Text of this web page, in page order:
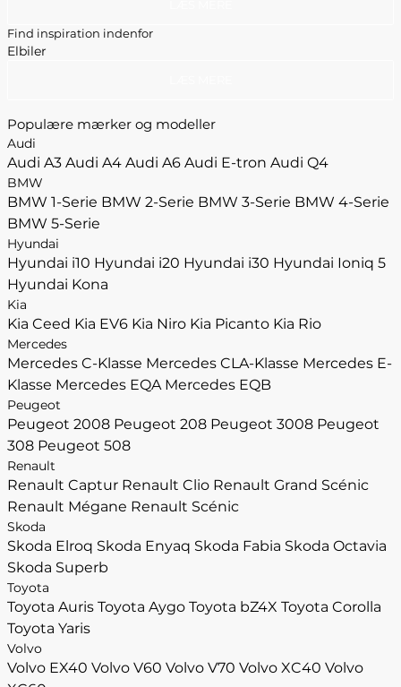
Find inspiration indenfor
Elbiler
Populære mærker og modeller
Audi
Audi A3 Audi A4 Audi A6 Audi E-tron Audi Q4
BMW
BMW 1-Serie BMW 2-Serie BMW 3-Serie BMW 4-Serie
BMW 5-Serie
Hyundai
Hyundai i10 Hyundai i20 Hyundai i30 Hyundai Ioniq 5
Hyundai Kona
Kia
Kia Ceed Kia EV6 Kia Niro Kia Picanto Kia Rio
Mercedes
Mercedes C-Klasse Mercedes CLA-Klasse Mercedes E-
Klasse Mercedes EQA Mercedes EQB
Peugeot
Peugeot 2008 Peugeot 208 Peugeot 3008 Peugeot
308 Peugeot 508
Renault
Renault Captur Renault Clio Renault Grand Scénic
Renault Mégane Renault Scénic
Skoda
Skoda Elroq Skoda Enyaq Skoda Fabia Skoda Octavia
Skoda Superb
Toyota
Toyota Auris Toyota Aygo Toyota bZ4X Toyota Corolla
Toyota Yaris
Volvo
Volvo EX40 Volvo V60 Volvo V70 Volvo XC40 Volvo